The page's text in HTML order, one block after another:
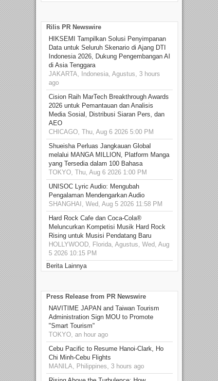
Rilis PR Newswire
HIKSEMI Tampilkan Solusi Penyimpanan
Data untuk Seluruh Skenario di Ajang DTI
Indonesia 2026, Dukung Pengembangan AI
di Asia Tenggara
JAKARTA, Indonesia, Agustus, 3 hours
ago
Cision Raih MarTech Breakthrough Awards
2026 untuk Pemantauan dan Analisis
Media Sosial, Distribusi Siaran Pers, dan
AEO
CHICAGO, Thu, Aug 6 2026 5:00 PM
Shueisha Perluas Jangkauan Global
melalui MANGA MILLION, Platform Manga
yang Tersedia dalam 100 Bahasa
TOKYO, Thu, Aug 6 2026 1:00 PM
UNISOC Lyric Audio: Mengubah
Pengalaman Mendengarkan Audio
SHANGHAI, Wed, Aug 5 2026 11:58 PM
Hard Rock Cafe dan Coca-Cola®
Meluncurkan Kompetisi Musik Hard Rock
Rising untuk Musisi Pendatang Baru
HOLLYWOOD, Florida, Agustus, Wed, Aug
5 2026 10:15 PM
Berita Lainnya
Press Release from PR Newswire
NAVITIME JAPAN and Taiwan Tourism
Administration Sign MOU to Promote
"Smart Tourism"
TOKYO, an hour ago
Cebu Pacific to Resume Hanoi-Clark, Ho
Chi Minh-Cebu Flights
MANILA, Philippines, 3 hours ago